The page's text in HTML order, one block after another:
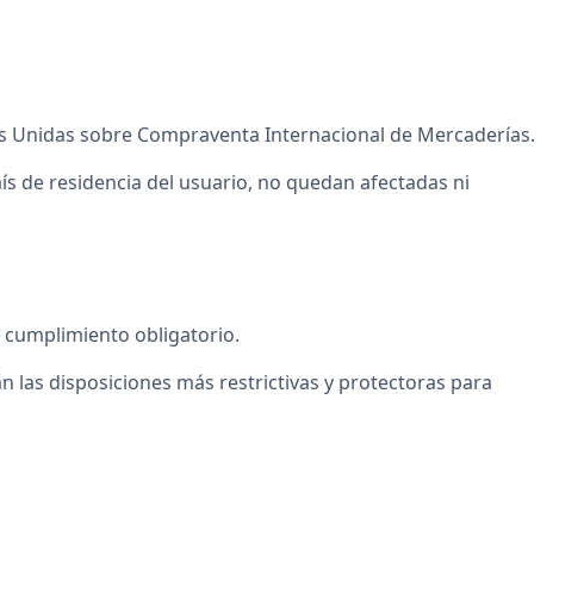
Unidas sobre Compraventa Internacional de Mercaderías.
de residencia del usuario, no quedan afectadas ni
cumplimiento obligatorio.
las disposiciones más restrictivas y protectoras para